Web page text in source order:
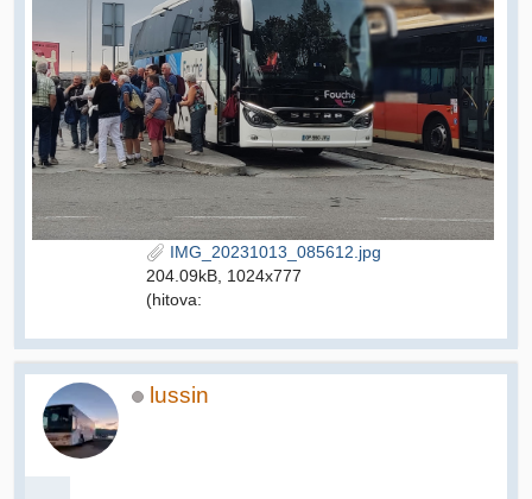
IMG_20231013_085612.jpg
204.09kB, 1024x777
(hitova:
lussin